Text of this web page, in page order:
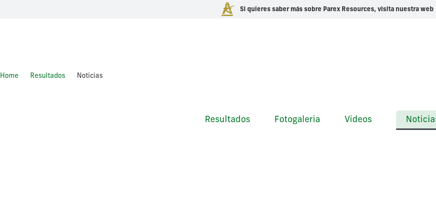
Si quieres saber más sobre Parex Resources, visita nuestra web
Home Resultados Noticias
Resultados Fotogaleria Videos